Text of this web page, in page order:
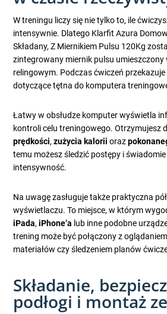
W treningu liczy się nie tylko to, ile
intensywnie. Dlatego Klarfit Azura
Składany, Z Miernikiem Pulsu 120Kg
zintegrowany miernik pulsu umieszczony
relingowym. Podczas ćwiczeń
dotyczące tętna do komputera
Łatwy w obsłudze komputer wyświetla
kontroli celu treningowego. Otrzymujesz
prędkości,zużycia kalorii oraz
temu możesz śledzić postępy i
intensywność.
Na uwagę zasługuje także praktyczna
wyświetlaczu. To miejsce, w którym
iPada,iPhone’a lub inne podobne
trening może być połączony z
materiałów czy śledzeniem planów
Składanie,
podłogi i montaż